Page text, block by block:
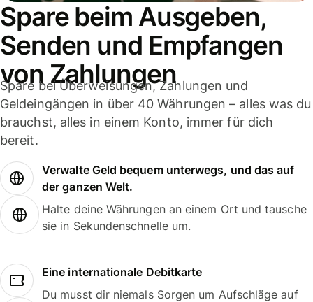
Spare beim Ausgeben,
Senden und Empfangen
von Zahlungen
Spare bei Überweisungen, Zahlungen und
Geldeingängen in über 40 Währungen – alles was du
brauchst, alles in einem Konto, immer für dich
bereit.
Verwalte Geld bequem unterwegs, und das auf
der ganzen Welt.
Halte deine Währungen an einem Ort und tausche
sie in Sekundenschnelle um.
Eine internationale Debitkarte
Du musst dir niemals Sorgen um Aufschläge auf